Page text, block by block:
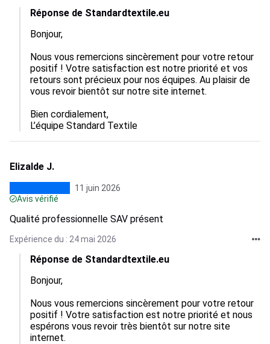
Réponse de Standardtextile.eu
Bonjour,
Nous vous remercions sincèrement pour votre retour
positif ! Votre satisfaction est notre priorité et vos
retours sont précieux pour nos équipes. Au plaisir de
vous revoir bientôt sur notre site internet.
Bien cordialement,
L’équipe Standard Textile
Elizalde J.
11 juin 2026
Avis vérifié
Qualité professionnelle SAV présent
Expérience du : 24 mai 2026
Réponse de Standardtextile.eu
Bonjour,
Nous vous remercions sincèrement pour votre retour
positif ! Votre satisfaction est notre priorité et nous
espérons vous revoir très bientôt sur notre site
internet.